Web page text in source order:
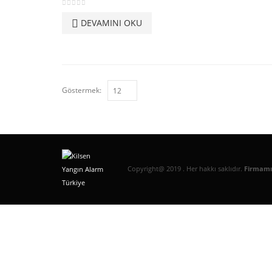
DEVAMINI OKU
Göstermek:
Copyright@ 2019 . Her hakkı saklıdır.